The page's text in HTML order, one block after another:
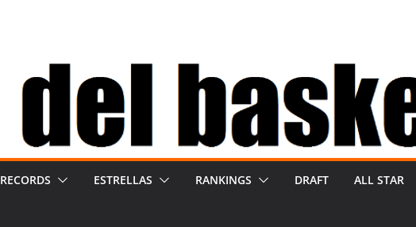
RECORDS ESTRELLAS RANKINGS DRAFT ALL STAR